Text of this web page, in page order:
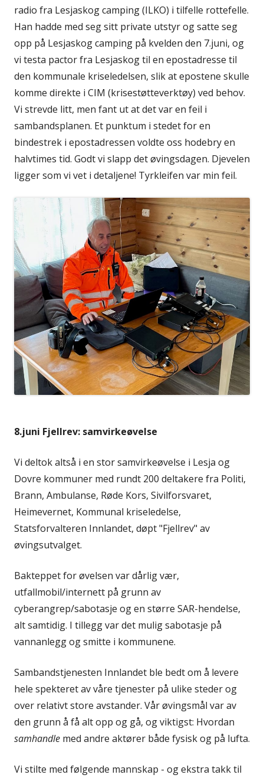
radio fra Lesjaskog camping (ILKO) i tilfelle rottefelle.
Han hadde med seg sitt private utstyr og satte seg
opp på Lesjaskog camping på kvelden den 7.juni, og
vi testa pactor fra Lesjaskog til en epostadresse til
den kommunale kriseledelsen, slik at epostene skulle
komme direkte i CIM (krisestøtteverktøy) ved behov.
Vi strevde litt, men fant ut at det var en feil i
sambandsplanen. Et punktum i stedet for en
bindestrek i epostadressen voldte oss hodebry en
halvtimes tid. Godt vi slapp det øvingsdagen. Djevelen
ligger som vi vet i detaljene! Tyrkleifen var min feil.
8.juni Fjellrev: samvirkeøvelse
Vi deltok altså i en stor samvirkeøvelse i Lesja og
Dovre kommuner med rundt 200 deltakere fra Politi,
Brann, Ambulanse, Røde Kors, Sivilforsvaret,
Heimevernet, Kommunal kriseledelse,
Statsforvalteren Innlandet, døpt "Fjellrev" av
øvingsutvalget.
Bakteppet for øvelsen var dårlig vær,
utfallmobil/internett på grunn av
cyberangrep/sabotasje og en større SAR-hendelse,
alt samtidig. I tillegg var det mulig sabotasje på
vannanlegg og smitte i kommunene.
Sambandstjenesten Innlandet ble bedt om å levere
hele spekteret av våre tjenester på ulike steder og
over relativt store avstander. Vår øvingsmål var av
den grunn å få alt opp og gå, og viktigst: Hvordan
samhandle med andre aktører både fysisk og på lufta.
Vi stilte med følgende mannskap - og ekstra takk til